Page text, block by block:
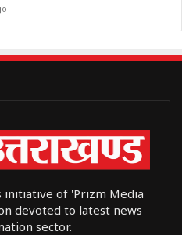
initiative of 'Prizm Media
devoted to latest news
sector.